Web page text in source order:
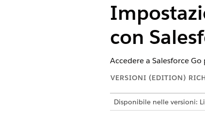
con
Accedere a Salesforce
VERSIONI (EDITION)
Disponibile nelle versioni: